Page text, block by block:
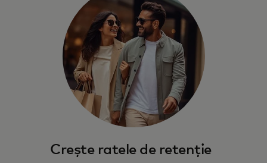
Crește ratele de retenție